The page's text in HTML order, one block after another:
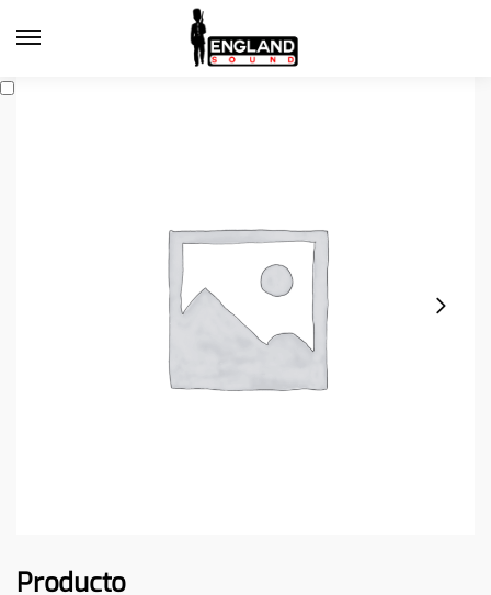
Producto